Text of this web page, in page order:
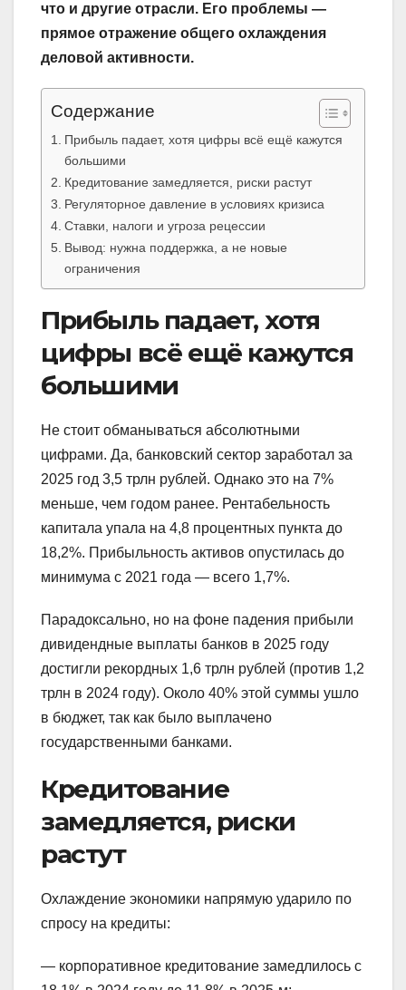
что и другие отрасли. Его проблемы —
прямое отражение общего охлаждения
деловой активности.
Содержание
Прибыль падает, хотя цифры всё ещё кажутся
большими
Кредитование замедляется, риски растут
Регуляторное давление в условиях кризиса
Ставки, налоги и угроза рецессии
Вывод: нужна поддержка, а не новые
ограничения
Прибыль падает, хотя
цифры всё ещё кажутся
большими
Не стоит обманываться абсолютными
цифрами. Да, банковский сектор заработал за
2025 год 3,5 трлн рублей. Однако это на 7%
меньше, чем годом ранее. Рентабельность
капитала упала на 4,8 процентных пункта до
18,2%. Прибыльность активов опустилась до
минимума с 2021 года — всего 1,7%.
Парадоксально, но на фоне падения прибыли
дивидендные выплаты банков в 2025 году
достигли рекордных 1,6 трлн рублей (против 1,2
трлн в 2024 году). Около 40% этой суммы ушло
в бюджет, так как было выплачено
государственными банками.
Кредитование
замедляется, риски
растут
Охлаждение экономики напрямую ударило по
спросу на кредиты:
— корпоративное кредитование замедлилось с